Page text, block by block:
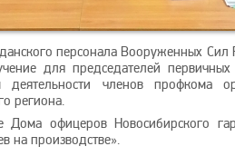
персонала Вооруженных Сил
для председателей
деятельности членов профкома
региона.
Дома офицеров Новосибирского
на производстве».